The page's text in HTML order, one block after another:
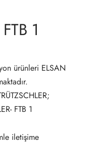
1
ürünleri ELSAN
FTB 1
iletişime